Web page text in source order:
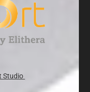
Studio